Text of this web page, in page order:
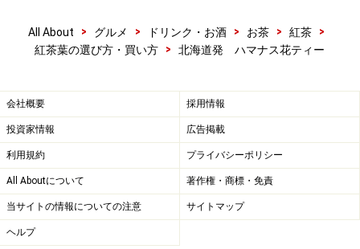
All About > グルメ > ドリンク・お酒 > お茶 > 紅茶
>
紅茶葉の選び方・買い方
> 北海道発 ハマナス花ティー
会社概要 採用情報
投資家情報 広告掲載
利用規約 プライバシーポリシー
All Aboutについて 著作権・商標・免責
当サイトの情報についての注意 サイトマップ
ヘルプ